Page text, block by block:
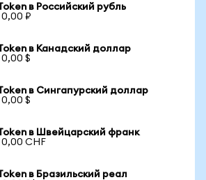
в Российский рубль
0,00 ₽
в Канадский доллар
0,00 $
в Сингапурский доллар
0,00 $
в Швейцарский франк
0,00 CHF
в Бразильский реал